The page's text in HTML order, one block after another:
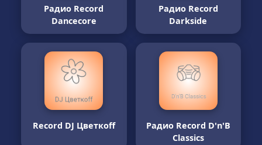
Радио Record
Dancecore
Радио Record
Darkside
Record DJ Цвет­коff
Радио Record D'n'B
Classics